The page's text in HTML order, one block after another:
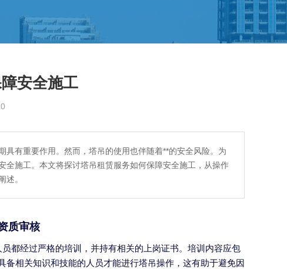
安全施工
有重要作用。然而，塔吊的使用也伴随着**的安全风险。为
施工。本文将探讨塔吊租赁服务如何保障安全施工，从操作
述。
质审核
都经过严格的培训，并持有相关的上岗证书。培训内容应包
相关知识和技能的人员才能进行塔吊操作，这有助于避免因